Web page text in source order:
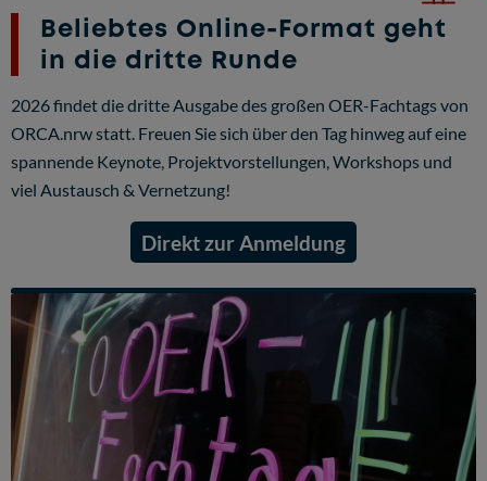
Beliebtes Online-Format geht
in die dritte Runde
2026 findet die dritte Ausgabe des großen OER-Fachtags von
ORCA.nrw statt. Freuen Sie sich über den Tag hinweg auf eine
spannende Keynote, Projektvorstellungen, Workshops und
viel Austausch & Vernetzung!
Direkt zur Anmeldung